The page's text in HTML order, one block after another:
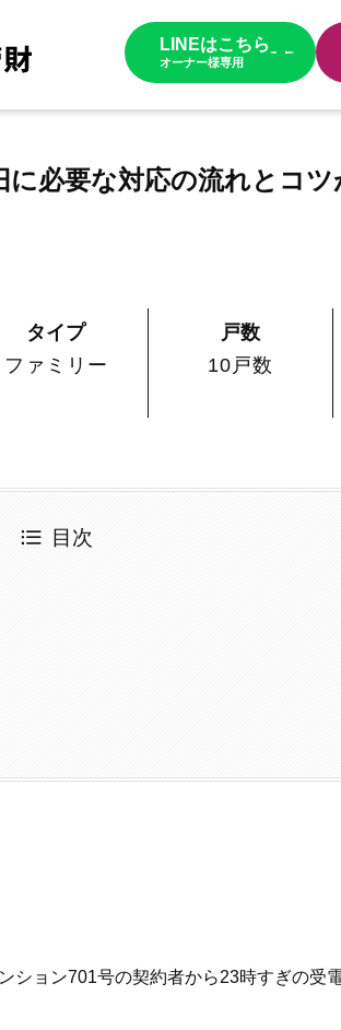
LINEはこちら
オーナー様専用
必要な対応の流れとコツ
タイプ
ファミリー
戸数
10戸数
目次
ション701号の契約者から23時すぎの受